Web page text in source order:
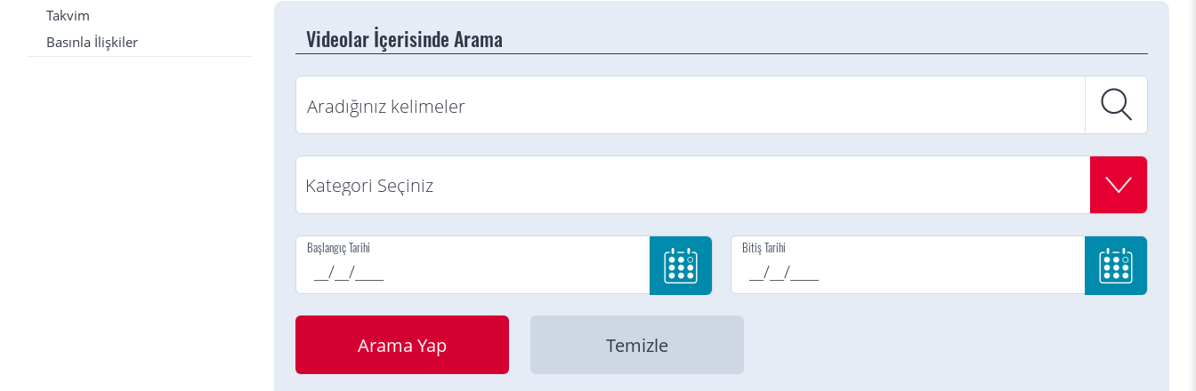
Takvim
Basınla İlişkiler
Videolar İçerisinde Arama
Başlangıç Tarihi Bitiş Tarihi